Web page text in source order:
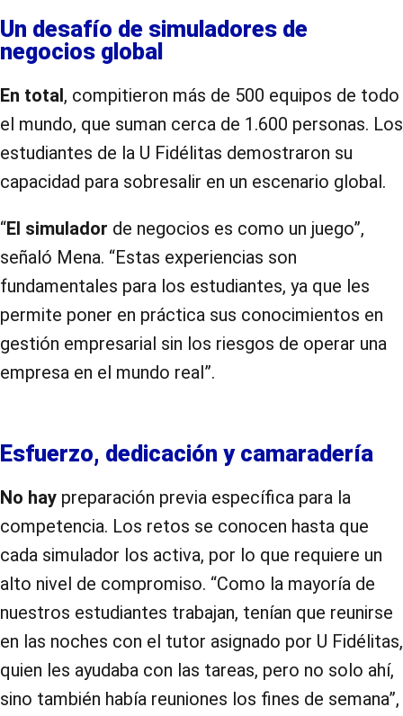
Un desafío de simuladores de
negocios global
En total, compitieron más de 500 equipos de todo
el mundo, que suman cerca de 1.600 personas. Los
estudiantes de la U Fidélitas demostraron su
capacidad para sobresalir en un escenario global.
“El simulador de negocios es como un juego”,
señaló Mena. “Estas experiencias son
fundamentales para los estudiantes, ya que les
permite poner en práctica sus conocimientos en
gestión empresarial sin los riesgos de operar una
empresa en el mundo real”.
Esfuerzo, dedicación y camaradería
No hay preparación previa específica para la
competencia. Los retos se conocen hasta que
cada simulador los activa, por lo que requiere un
alto nivel de compromiso. “Como la mayoría de
nuestros estudiantes trabajan, tenían que reunirse
en las noches con el tutor asignado por U Fidélitas,
quien les ayudaba con las tareas, pero no solo ahí,
sino también había reuniones los fines de semana”,